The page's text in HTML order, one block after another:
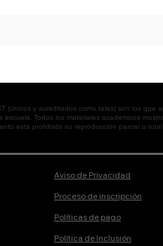
(únicos y acreditados como tales) son los
Todos los materiales académicos
está prohibida su reproducción parcial o total.
Aviso de Privacidad
Proceso de inscripción
Políticas de pago
Política de Inclusión